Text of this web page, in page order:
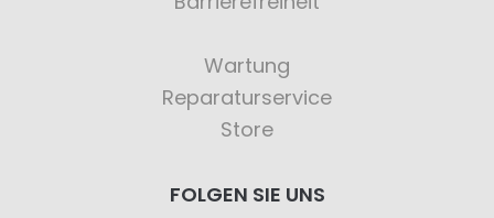
Wartung
Reparaturservice
Store
FOLGEN SIE UNS